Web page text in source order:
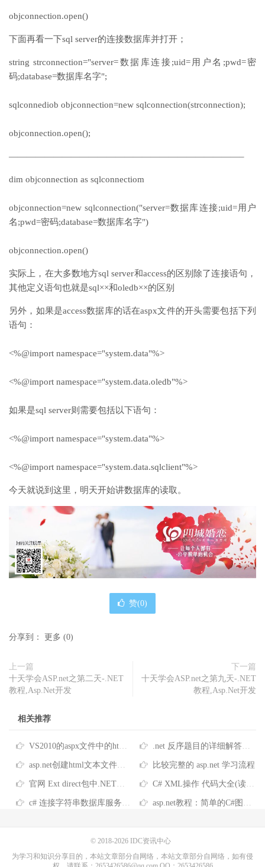
objconnection.open()
下面再看一下sql server的连接数据库并打开；
string strconnection="server=数据库连接;uid=用户名;pwd=密
码;database=数据库名字";
sqlconnediob objconnection=new sqlconnection(strconnection);
objconnection.open();
——————————————————————————–
dim objconnection as sqlconnectiom
objconnection=new sqlconnection("server=数据库连接;uid=用户
名;pwd=密码;database=数据库名字")
objconnection.open()
实际上，在大多数地方sql server和access的区别除了连接语句，
其他定义语句也就是sql××和oledb××的区别
另外，如果是access数据库的话在aspx文件的开头需要包括下列
语句：
<%@import namespace="system.data"%>
<%@import namespace="system.data.oledb"%>
如果是sql server则需要包括以下语句：
<%@import namespace="system.data"%>
<%@import namespace="system.data.sqlclient"%>
今天就说到这里，明天开始讲数据库的读取。
赞(0)
分享到： 更多 (0)
上一篇
十天学会ASP.net之第二天-.NET
教程,Asp.Net开发
下一篇
十天学会ASP.net之第九天-.NET
教程,Asp.Net开发
相关推荐
VS2010的aspx文件中的html代码的格式化方法 .net 反序题目的详细解答第1/2页
asp.net创建html文本文件实例 比较完整的 asp.net 学习流程
官网 Ext direct包中.NET版的问题 C# XML操作 代码大全(读XML,写XML,更新,删除节点,与dataset结合等)第1/2页
c# 连接字符串数据库服务器端口号 .net状态服务器端口号 asp.net教程：简单的C#图片上传代码或C#文件上传代码
© 2018-2026 IDC资讯中心
为学习和知识分享目的，本站文章部分自网络，本站文章部分自网络，如有侵